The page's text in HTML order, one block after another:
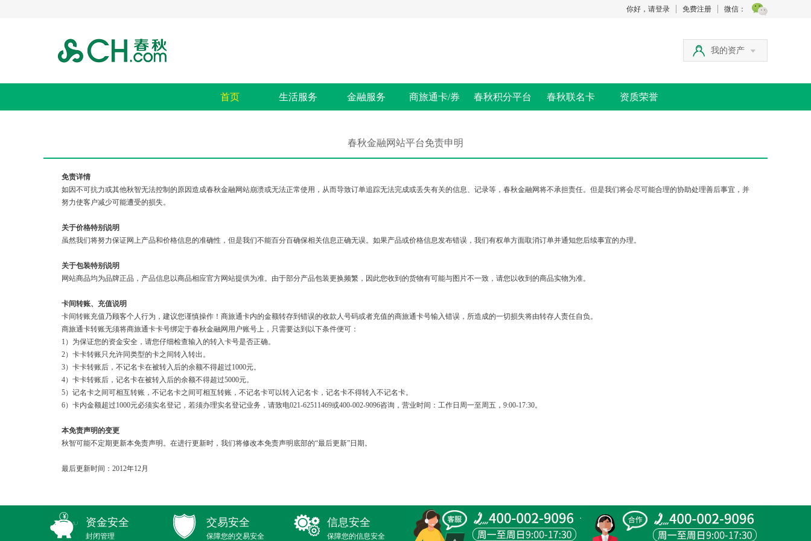
你好，请登录 免费注册 微信：
我的资产
首页 生活服务 金融服务 商旅通卡/券 春秋积分平台 春秋联名卡 资质荣誉
春秋金融网站平台免责申明
免责详情
如因不可抗力或其他秋智无法控制的原因造成春秋金融网站崩溃或无法正常使用，从而导致订单追踪无法完成或丢失有关的信息、记录等，春秋金融网将不承担责任。但是我们将会尽可能合理的协助处理善后事宜，并
努力使客户减少可能遭受的损失。
关于价格特别说明
虽然我们将努力保证网上产品和价格信息的准确性，但是我们不能百分百确保相关信息正确无误。如果产品或价格信息发布错误，我们有权单方面取消订单并通知您后续事宜的办理。
关于包装特别说明
网站商品均为品牌正品，产品信息以商品相应官方网站提供为准。由于部分产品包装更换频繁，因此您收到的货物有可能与图片不一致，请您以收到的商品实物为准。
卡间转账、充值说明
卡间转账充值乃顾客个人行为，建议您谨慎操作！商旅通卡内的金额转存到错误的收款人号码或者充值的商旅通卡号输入错误，所造成的一切损失将由转存人责任自负。
商旅通卡转账无须将商旅通卡卡号绑定于春秋金融网用户账号上，只需要达到以下条件便可：
1）为保证您的资金安全，请您仔细检查输入的转入卡号是否正确。
2）卡卡转账只允许同类型的卡之间转入转出。
3）卡卡转账后，不记名卡在被转入后的余额不得超过1000元。
4）卡卡转账后，记名卡在被转入后的余额不得超过5000元。
5）记名卡之间可相互转账，不记名卡之间可相互转账，不记名卡可以转入记名卡，记名卡不得转入不记名卡。
6）卡内金额超过1000元必须实名登记，若须办理实名登记业务，请致电021-62511469或400-002-9096咨询，营业时间：工作日周一至周五，9:00-17:30。
本免责声明的变更
秋智可能不定期更新本免责声明。在进行更新时，我们将修改本免责声明底部的“最后更新”日期。
最后更新时间：2012年12月
资金安全
封闭管理
交易安全
保障您的交易安全
信息安全
保障您的信息安全